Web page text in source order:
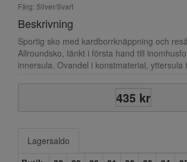
Färg: Silver/Svart
Beskrivning
Sportig sko med kardborrknäppning och
Allroundsko, tänkt i första hand till
innersula. Ovandel i konstmaterial, yttersula
435 kr
Lagersaldo